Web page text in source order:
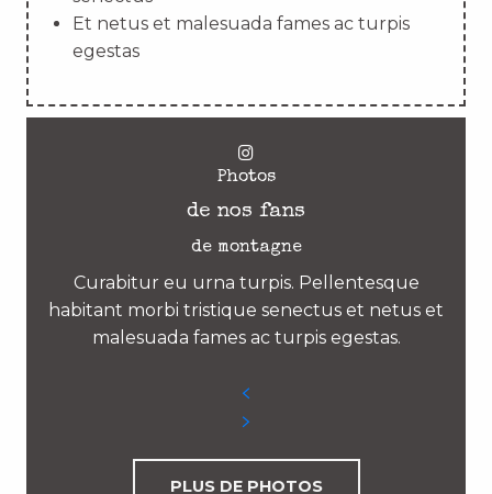
Et netus et malesuada fames ac turpis
egestas
Photos
de nos fans
de montagne
Curabitur eu urna turpis. Pellentesque
habitant morbi tristique senectus et netus et
malesuada fames ac turpis egestas.
PLUS DE PHOTOS